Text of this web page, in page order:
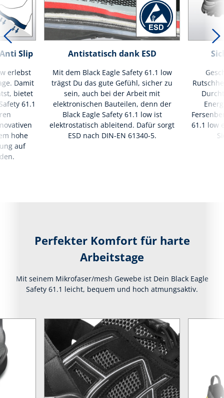
Slip
erlebst
Damit
bietet
61.1
hohe
auf
Antistatisch dank ESD
Mit dem Black Eagle Safety 61.1 low
trägst Du das gute Gefühl, sicher zu
sein, auch bei der Arbeit mit
elektronischen Bauteilen, denn der
Black Eagle Safety 61.1 low ist
elektrostatisch ableitend. Dafür sorgt
ESD nach DIN-EN 61340-5.
61.1 low
Perfekter Komfort für harte
Arbeitstage
Mit seinem Mikrofaser/mesh Gewebe ist Dein Black Eagle
Safety 61.1 leicht, bequem und hoch atmungsaktiv.